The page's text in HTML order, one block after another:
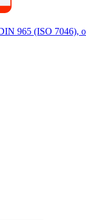
965 (ISO 7046),